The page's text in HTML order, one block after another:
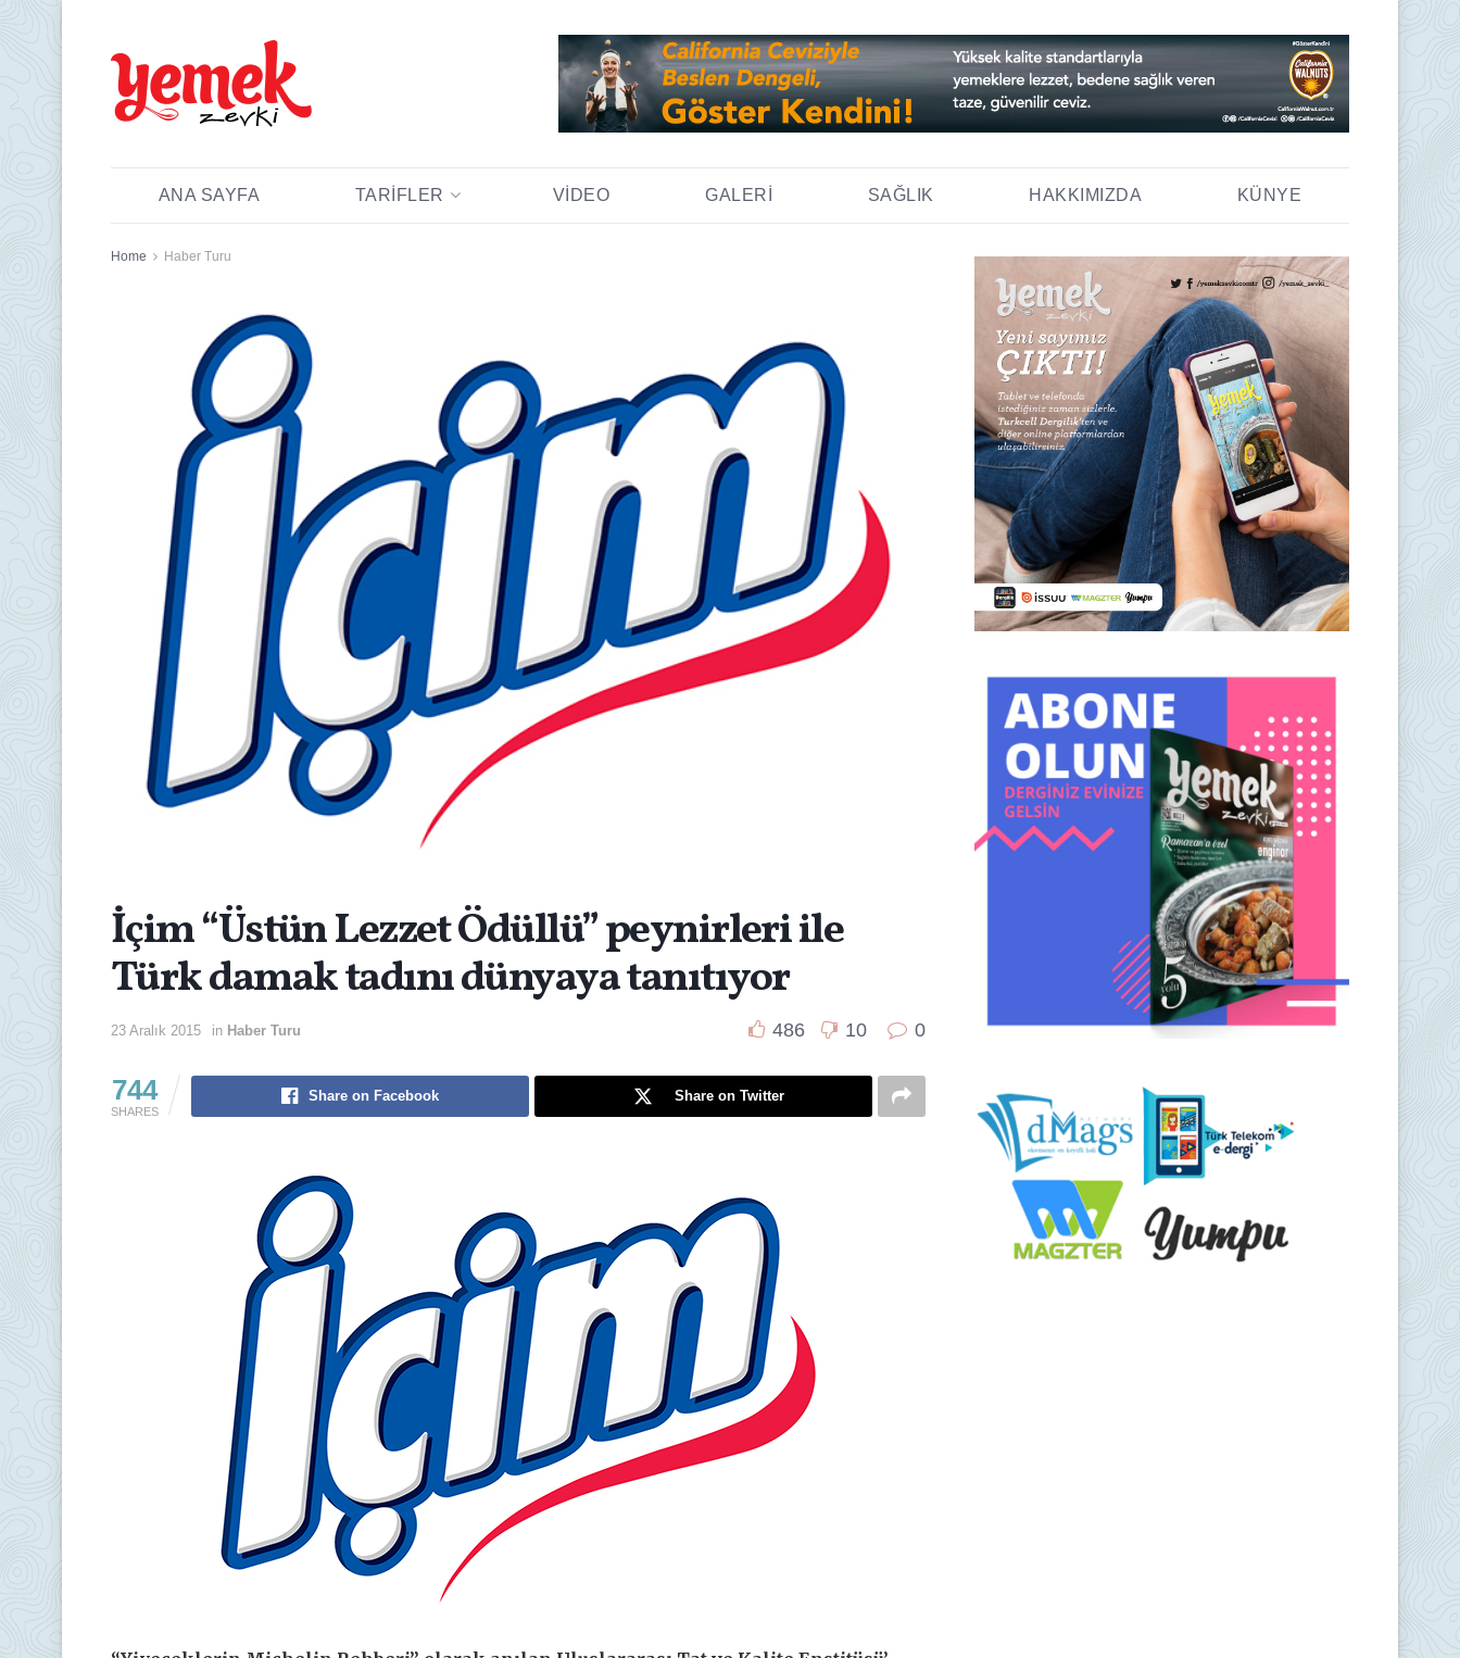
ANA SAYFA TARIFLER VIDEO GALERI SAĞLIK HAKKIMIZDA KÜNYE
Home Haber Turu
İçim “Üstün Lezzet Ödüllü” peynirleri ile
Türk damak tadını dünyaya tanıtıyor
23 Aralık 2015 in Haber Turu 486 10 0
744
SHARES
Share on Facebook Share on Twitter